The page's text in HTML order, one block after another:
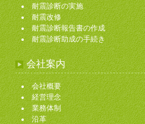
耐震診断の実施
耐震改修
耐震診断報告書の作成
耐震診断助成の手続き
会社案内
会社概要
経営理念
業務体制
沿革